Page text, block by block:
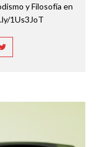
y Filosofía en
1Us3JoT